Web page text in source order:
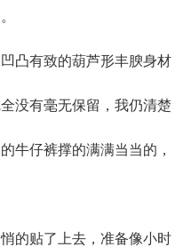
有致的葫芦形丰腴身材
没有毫无保留，我仍清楚
牛仔裤撑的满满当当的，
贴了上去，准备像小时